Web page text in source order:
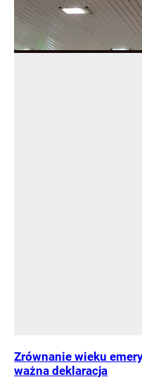
Zrównanie wieku
ważna deklaracja